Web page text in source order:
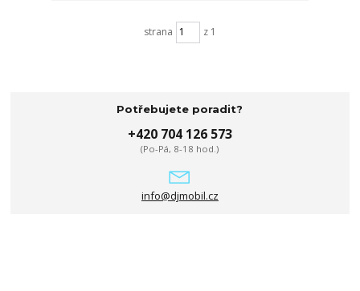
strana z 1
Potřebujete poradit?
+420 704 126 573
(Po-Pá, 8-18 hod.)
info@djmobil.cz